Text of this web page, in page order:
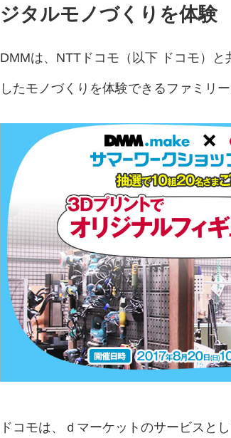
ジタルモノづくりを体験
DMMは、NTTドコモ（以下 ドコモ）
したモノづくりを体験できるファミリ
ドコモは、ｄマーケットのサービスと